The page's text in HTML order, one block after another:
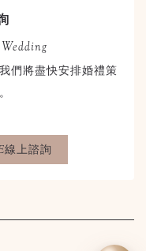
們將盡快安排婚禮策
線上諮詢